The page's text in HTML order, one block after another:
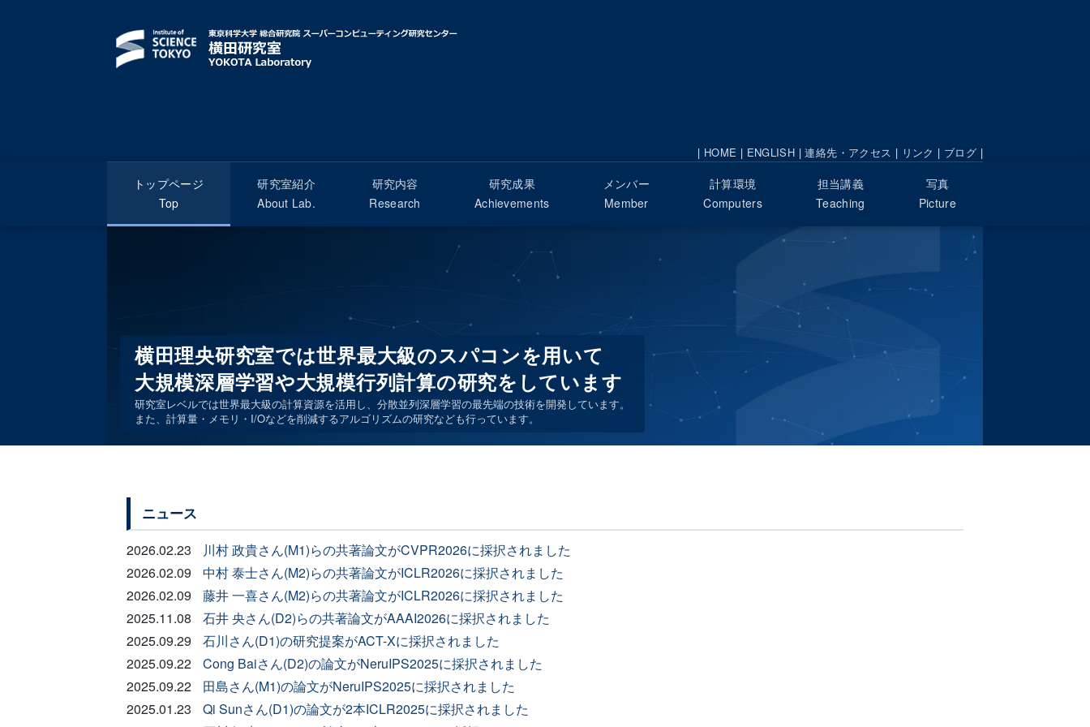
| HOME | ENGLISH |連絡先・アクセス | リンク | ブログ |
トップページ
Top
研究室紹介
About Lab.
研究内容
Research
研究成果
Achievements
メンバー
Member
計算環境
Computers
担当講義
Teaching
写真
Picture
横田理央研究室では世界最大級のスパコンを用いて
大規模深層学習や大規模行列計算の研究をしています
研究室レベルでは世界最大級の計算資源を活用し、分散並列深層学習の最先端の技術を開発しています。
また、計算量・メモリ・I/Oなどを削減するアルゴリズムの研究なども行っています。
ニュース
ニュース
2026.02.23
川村 政貴さん(M1)らの共著論文がCVPR2026に採択されました
2026.02.09
中村 泰士さん(M2)らの共著論文がICLR2026に採択されました
2026.02.09
藤井 一喜さん(M2)らの共著論文がICLR2026に採択されました
2025.11.08
石井 央さん(D2)らの共著論文がAAAI2026に採択されました
2025.09.29
石川さん(D1)の研究提案がACT-Xに採択されました
2025.09.22
Cong Baiさん(D2)の論文がNeruIPS2025に採択されました
2025.09.22
田島さん(M1)の論文がNeruIPS2025に採択されました
2025.01.23
Qi Sunさん(D1)の論文が2本ICLR2025に採択されました